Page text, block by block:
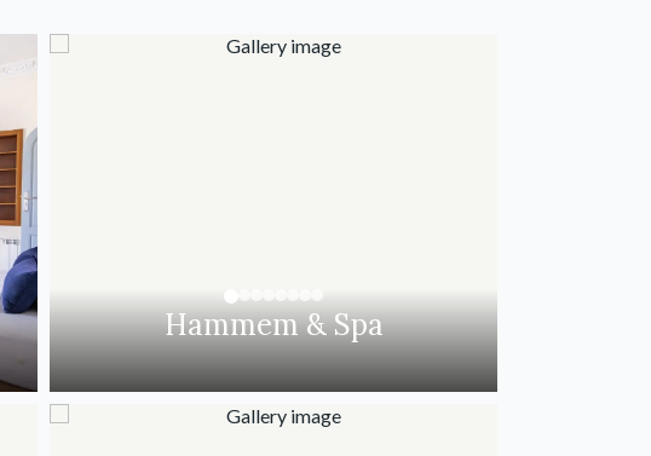
Hammem & Spa